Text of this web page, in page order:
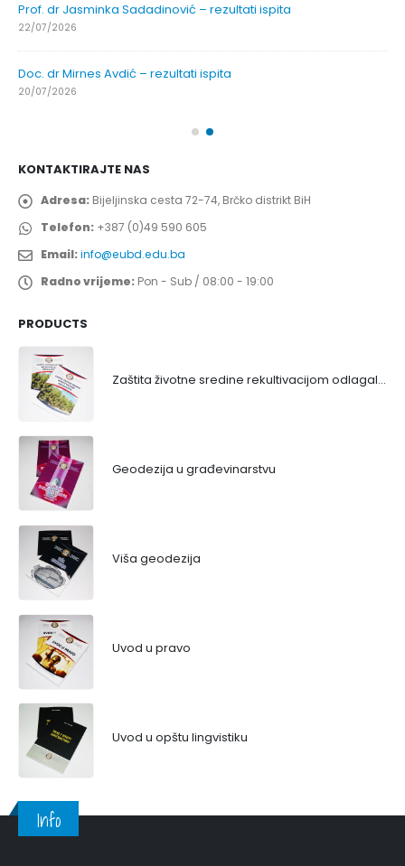
Prof. dr Jasminka Sadadinović – rezultati ispita
22/07/2026
Doc. dr Mirnes Avdić – rezultati ispita
20/07/2026
KONTAKTIRAJTE NAS
Adresa: Bijeljinska cesta 72-74, Brčko distrikt BiH
Telefon: +387 (0)49 590 605
Email:info@eubd.edu.ba
Radno vrijeme: Pon - Sub / 08:00 - 19:00
PRODUCTS
Zaštita životne sredine rekultivacijom odlagališta
Geodezija u građevinarstvu
Viša geodezija
Uvod u pravo
Uvod u opštu lingvistiku
Info